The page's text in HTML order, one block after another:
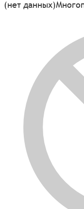
(нет данных)